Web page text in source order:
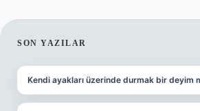
SIDEBAR
SON YAZILAR
Kendi ayakları üzerinde durmak bir deyim